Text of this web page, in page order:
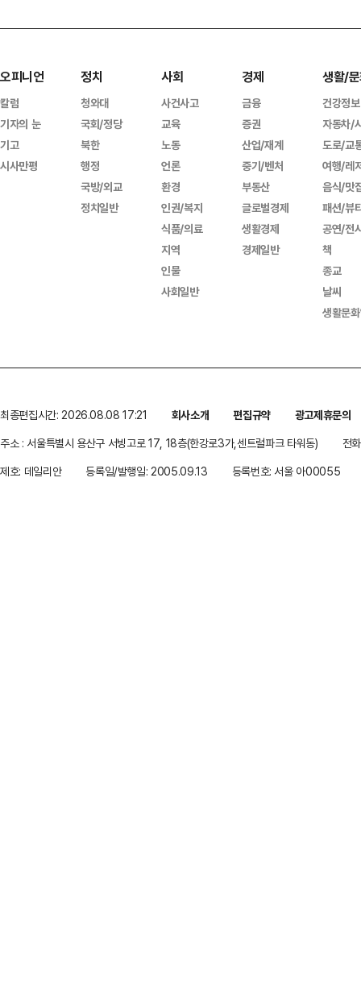
오피니언
칼럼
기자의 눈
기고
시사만평
정치
청와대
국회/정당
북한
행정
국방/외교
정치일반
사회
사건사고
교육
노동
언론
환경
인권/복지
식품/의료
지역
인물
사회일반
경제
금융
증권
산업/재계
중기/벤처
부동산
글로벌경제
생활경제
경제일반
생활/
건강정보
자동차/
도로/교
여행/레
음식/맛
패션/뷰
공연/전
책
종교
날씨
생활문
최종편집시간: 2026.08.08 17:21 회사소개 편집규약
광고제휴문의
주소 : 서울특별시 용산구 서빙고로 17, 18층(한강로3가,센트럴파크 타워동)
전
제호: 데일리안
등록일/발행일: 2005.09.13 등록번호: 서울 아00055